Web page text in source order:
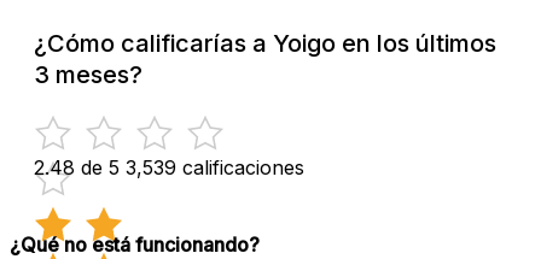
¿Cómo calificarías a Yoigo en los últimos
3 meses?
2.48 de 5 3,539 calificaciones
¿Qué no está funcionando?